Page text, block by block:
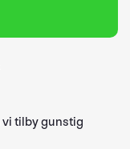
vi tilby gunstig